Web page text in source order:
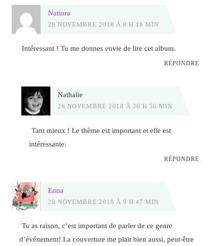
Natiora
28 NOVEMBRE 2018 À 9 H 18 MIN
Intéressant ! Tu me donnes envie de lire cet album.
RÉPONDRE
Nathalie
28 NOVEMBRE 2018 À 20 H 56 MIN
Tant mieux ! Le thème est important et elle est
intéressante.
RÉPONDRE
Enna
28 NOVEMBRE 2018 À 9 H 47 MIN
Tu as raison, c’est important de parler de ce genre
d’événement! La couverture me plait bien aussi, peut-être